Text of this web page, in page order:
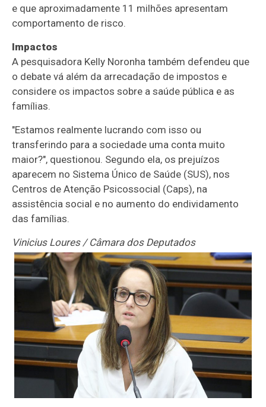
e que aproximadamente 11 milhões apresentam
comportamento de risco.
Impactos
A pesquisadora Kelly Noronha também defendeu que
o debate vá além da arrecadação de impostos e
considere os impactos sobre a saúde pública e as
famílias.
"Estamos realmente lucrando com isso ou
transferindo para a sociedade uma conta muito
maior?", questionou. Segundo ela, os prejuízos
aparecem no Sistema Único de Saúde (SUS), nos
Centros de Atenção Psicossocial (Caps), na
assistência social e no aumento do endividamento
das famílias.
Vinicius Loures / Câmara dos Deputados